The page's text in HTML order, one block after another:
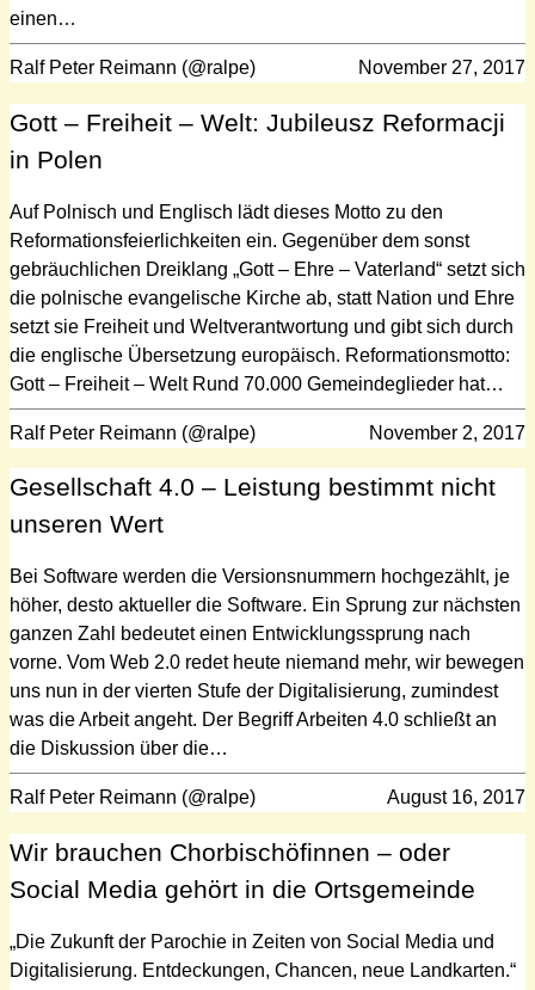
einen…
Ralf Peter Reimann (@ralpe) November 27, 2017
Gott – Freiheit – Welt: Jubileusz Reformacji
in Polen
Auf Polnisch und Englisch lädt dieses Motto zu den
Reformationsfeierlichkeiten ein. Gegenüber dem sonst
gebräuchlichen Dreiklang „Gott – Ehre – Vaterland“ setzt sich
die polnische evangelische Kirche ab, statt Nation und Ehre
setzt sie Freiheit und Weltverantwortung und gibt sich durch
die englische Übersetzung europäisch. Reformationsmotto:
Gott – Freiheit – Welt Rund 70.000 Gemeindeglieder hat…
Ralf Peter Reimann (@ralpe) November 2, 2017
Gesellschaft 4.0 – Leistung bestimmt nicht
unseren Wert
Bei Software werden die Versionsnummern hochgezählt, je
höher, desto aktueller die Software. Ein Sprung zur nächsten
ganzen Zahl bedeutet einen Entwicklungssprung nach
vorne. Vom Web 2.0 redet heute niemand mehr, wir bewegen
uns nun in der vierten Stufe der Digitalisierung, zumindest
was die Arbeit angeht. Der Begriff Arbeiten 4.0 schließt an
die Diskussion über die…
Ralf Peter Reimann (@ralpe) August 16, 2017
Wir brauchen Chorbischöfinnen – oder
Social Media gehört in die Ortsgemeinde
„Die Zukunft der Parochie in Zeiten von Social Media und
Digitalisierung. Entdeckungen, Chancen, neue Landkarten.“